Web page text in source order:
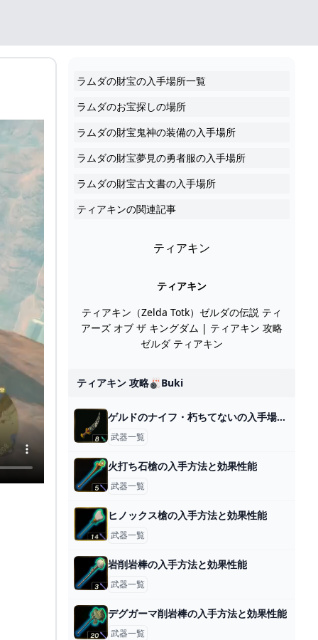
ラムダの財宝の入手場所一覧
ラムダのお宝探しの場所
ラムダの財宝鬼神の装備の入手場所
ラムダの財宝夢見の勇者服の入手場所
ラムダの財宝古文書の入手場所
ティアキンの関連記事
ティアキン
ティアキン
ティアキン（Zelda Totk）ゼルダの伝説 ティ
アーズ オブ ザ キングダム | ティアキン 攻略
ゼルダ ティアキン
ティアキン 攻略🎳buki
ゲルドのナイフ・朽ちてないの入手場所と効果
武器一覧
火打ち石槍の入手方法と効果性能
武器一覧
ヒノックス槍の入手方法と効果性能
武器一覧
岩削岩棒の入手方法と効果性能
武器一覧
デグガーマ削岩棒の入手方法と効果性能
武器一覧